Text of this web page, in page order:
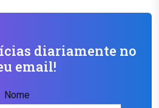
diariamente no
email!
Nome